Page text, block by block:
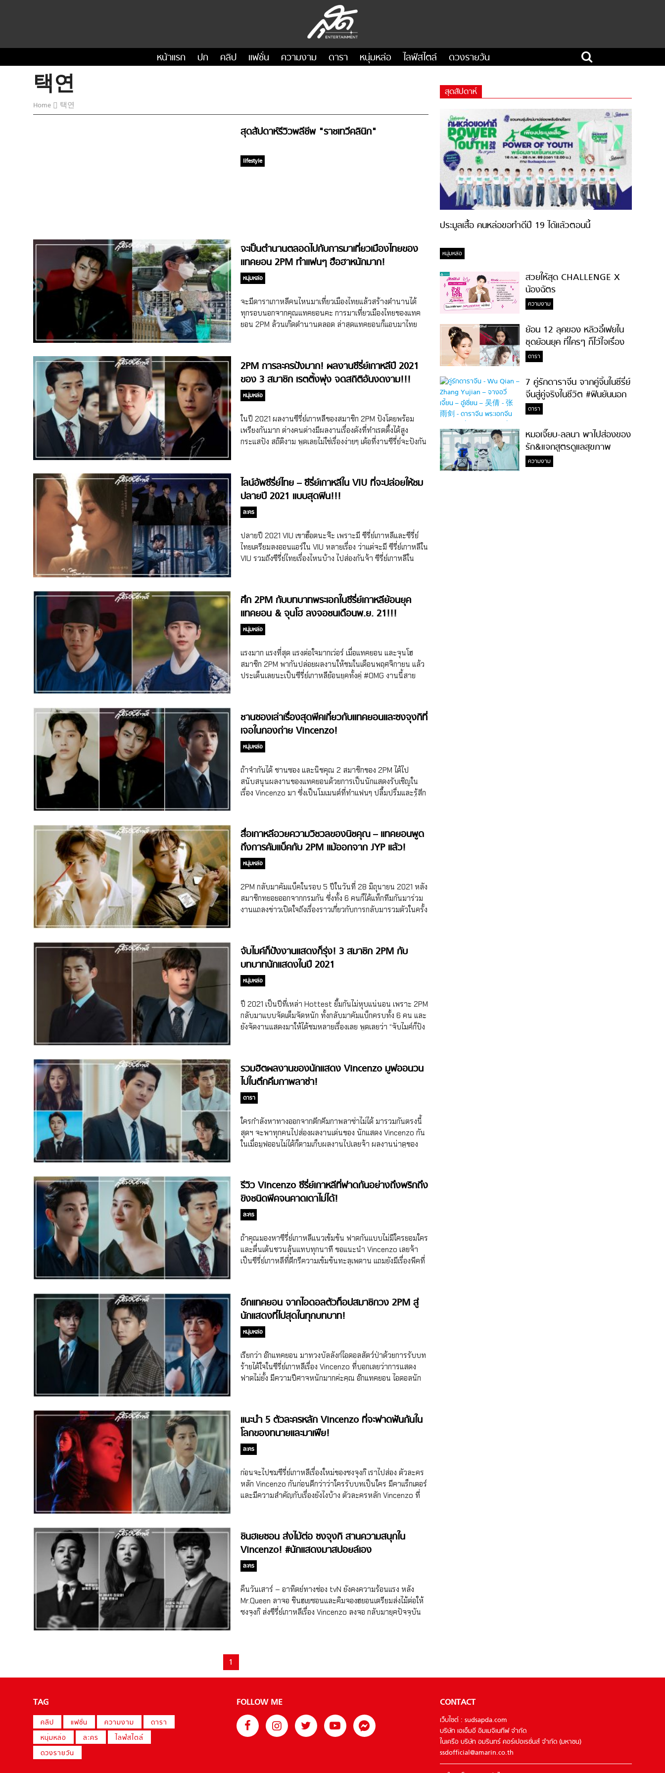
หน้าแรก ปก คลิป แฟชั่น ความงาม ดารา หนุ่มหล่อ ไลฟ์สไตล์ ดวงรายวัน
택연
Home 택연
สุดสัปดาห์รีวิวพลีชีพ "ราชเทวีคลินิก"
lifestyle
จะเป็นตำนานตลอดไปกับการมาเที่ยวเมืองไทยของ
แทคยอน 2PM ทำแฟนๆ ฮือฮาหนักมาก!
หนุ่มหล่อ
จะมีดาราเกาหลีคนไหนมาเที่ยวเมืองไทยแล้วสร้างตำนานได้
ทุกรอบนอกจากคุณแทคยอนคะ การมาเที่ยวเมืองไทยของแทค
ยอน 2PM ล้วนเกิดตำนานตลอด ล่าสุดแทคยอนก็แอบมาไทย
2PM การละครปังมาก! ผลงานซีรี่ย์เกาหลีปี 2021
ของ 3 สมาชิก เรตติ้งพุ่ง จดสถิติอันงดงาม!!!
หนุ่มหล่อ
ในปี 2021 ผลงานซีรี่ย์เกาหลีของสมาชิก 2PM ปังโดยพร้อม
เพรียงกันมาก ต่างคนต่างมีผลงานเรื่องดังที่ทำเรตติ้งได้สูง
กระแสปัง สถิติงาม พูดเลยไม่ใช่เรื่องง่ายๆ เด้อที่งานซีรี่ย์จะปังกัน
แบบมาเพื่อทุบ อ๊กแทคยอน เริ่มด้วยสมาชิกคนแรกที่มีผลงานซีรี่
ย์เกาหลีออกมาในปี 2021 คือ แทคยอน ที่พลิกบทบาทครั้งสำคัญ
ในซีรี่ย์เกาหลีเรื่อง Vincenzo ของช่อง tvN แล้วก็โชว์การแสดง
อันยอดเยี่ยม แม้ว่าจะต้องรับบทเป็นตัวละครที่มี 2 บุคลิกในเรื่อง
เดียว แต่ก็เล่นเป็นแต่ละบุคลิกได้อย่างแนบเนียน ด้วยความเข้ม
ข้นของซีรี่ย์บวกการแสดงสุดฟาดของเหล่านักแสดง ทำให้
Vincenzo กระแสดีทั้งในเกาหลีและต่างประเทศ ได้เรตติ้งสูงสุด
ไป 14.636% และยังมียอดเข้าชมใน Netflix เยอะมากอีก นอก
[…]
ไลน์อัพซีรี่ย์ไทย – ซีรี่ย์เกาหลีใน VIU ที่จะปล่อยให้ชม
ปลายปี 2021 แบบสุดฟิน!!!
ละคร
ปลายปี 2021 VIU เขาฮ็อตนะจ๊ะ เพราะมี ซีรี่ย์เกาหลีและซีรี่ย์
ไทยเตรียมลงออนแอร์ใน VIU หลายเรื่อง ว่าแต่จะมี ซีรี่ย์เกาหลีใน
VIU รวมถึงซีรี่ย์ไทยเรื่องไหนบ้าง ไปส่องกันจ้า ซีรี่ย์เกาหลีใน
ให้ชมใน VIU วันที่ 6 พฤศจิกายน นั่นก็คือซีรี่ย์เกาหลีเรื่อง
Happiness นำแสดงโดยพัคฮยองชิก และ ฮันฮโยจู โดยเรื่องราว
ในเรื่องนี้จะเกิดขึ้นในอพาร์ตเมนต์ที่เต็มไปด้วยการแบ่งชนชั้น
นอกจากคนในตึกจะต้องต่อสู้กันด้วยสงครามประสาทแล้ว ยังมี
สถานการณ์โรคติดต่อที่กำลังระบาดมาเป็นตัวจุดไฟให้พีคยิ่งขึ้น
ไปอีก รอติดตามกันได้ เรื่องราวดูน่าสนใจ และการมาเจอกันของ
พัคฮยองชิกและฮันฮโยจูจะออกมาเป็นยังไงน่าติดตามมาก
Secret Royal Inspector & Joy ถัดมาในวันที่ 9 พฤศจิกายน
กับหญิงสาวผู้ผ่านการหย่าร้างมาและกำลังมองหาความสุขใน
ชีวิต ทั้งยังมีเหตุการณ์ที่ทำให้ทั้งคู่ต้องมาร่วมมือกันสืบหาความ
จริงบางอย่างด้วยกัน […]
ศึก 2PM กับบทบาทพระเอกในซีรี่ย์เกาหลีย้อนยุค
แทคยอน & จุนโฮ ลงจอชนเดือนพ.ย. 21!!!
หนุ่มหล่อ
แรงมาก แรงที่สุด แรงต่อใจมากเว่อร์ เมื่อแทคยอน และจุนโฮ
สมาชิก 2PM พากันปล่อยผลงานให้ชมในเดือนพฤศจิกายน แล้ว
ประเด็นเลยนะเป็นซีรี่ย์เกาหลีย้อนยุคทั้งคู่ #OMG งานนี้สาย
และ “จุนโฮ” แทคยอน คัมแบ็คบทพระเอกใน Secret Royal
Inspector Joy มาเริ่มด้วยคุณพี่ แทคยอน 2PM ที่ตอนต้นปี
2021 ทำคนดูกำหมัดแน่นกับการพลิกบทบาทแบบสุดตัวในซีรี่ย์
เกาหลีเรื่อง Vincenzo รอบนี้แทคยอนเลยขอมาทำคะแนนคืน
ด้วยการกลับมารับบทพระเอกอีกครั้งในซีรี่ย์เกาหลีย้อนยุคเรื่อง
Secret Royal Inspector Joy ของช่อง tvN เช่นเดิม จะว่าไปปี
2021 แทคยอนก็ลูกรัก tvN อยู่เด้อ แถมแทคยอนกลับมารับบท
พระเอกรอบนี้ จะประกบกับนักแสดงรุ่นน้องเจ้าบทบาทอย่าง
เลยจ้า […]
ชานซองเล่าเรื่องสุดพีคเกี่ยวกับแทคยอนและซงจุงกิที่
เจอในกองถ่าย Vincenzo!
หนุ่มหล่อ
ถ้าจำกันได้ ชานซอง และนิชคุณ 2 สมาชิกของ 2PM ได้ไป
สนับสนุนผลงานของแทคยอนด้วยการเป็นนักแสดงรับเชิญใน
เรื่อง Vincenzo มา ซึ่งเป็นโมเมนต์ที่ทำแฟนๆ ปลื้มปริ่มและรู้สึก
ราวการไปเป็นนักแสดงรับเชิญใน Vincenzo เนื่องจากสมาชิก
2PM กลับมารวมตัวกันปล่อยอัลบั้มในรอบ 5 ปี ก็เลยเดินสาย
ออกรายการเพลง และรายการวาไรตี้มากมาย รวมถึงรายการ
Men on a Mission หรือ Knowing Brothers รายการวาไรตี้ดัง
สุดฮาของเกาหลี ซึ่งรายการนี้จะมีทั้งการพูดคุยถึงเรื่องราวต่างๆ
และการเล่นเกมสนุกๆ ซึ่งมีดาราหลายคนออกมาเปิดเผยเรื่องราว
ที่ไม่เคยมีใครรู้มาก่อนเยอะมาก ไม่เว้นแม้แต่สมาชิก 2PM ชาน
ซอง น้องเล็กของวงก็ได้ออกมาเล่าเรื่องราวตอนที่ตัวเองกับนิชคุณ
คุณก็ตกลงแล้วไปที่กองถ่ายด้วยกัน ซึ่งบทที่ได้มาไม่มีแทคยอนใน
ฉาก ชานซองก็ไม่ได้คิดอะไรมาก แต่ความพีคคือไปถึงที่กองถ่าย
แทคยอนกลับไม่อยู่ที่กองถ่ายจริงๆ ซะงั้น ซึ่งวันนั้นแทคยอนติด
งานที่อื่น ความพีคอีกหนึ่งคือซงจุงกิมาที่กองถ่ายจ้า แล้วถามว่า
“อ๊กแทคยอนอยู่ไหน นายมาเพราะเขา […]
สื่อเกาหลีอวยความวิชวลของนิชคุณ – แทคยอนพูด
ถึงการคัมแบ็คกับ 2PM แม้ออกจาก JYP แล้ว!
หนุ่มหล่อ
2PM กลับมาคัมแบ็คในรอบ 5 ปีในวันที่ 28 มิถุนายน 2021 หลัง
สมาชิกทยอยออกจากกรมกัน ซึ่งทั้ง 6 คนก็ได้แท็กทีมกันมาร่วม
งานแถลงข่าวเปิดใจถึงเรื่องราวเกี่ยวกับการกลับมารวมตัวในครั้ง
เกาหลีและต่างประเทศ ต้องมีชื่อของ 2PM เจ้าของฉายา “ไอดอล
สัตว์ป่า” ที่ทรงอิทธิพลหนักมาก พ่อได้สร้างความสำเร็จไว้
มากมายทั้งฟาดสถิติ รางวัล และงานมากมาย ปัจจุบันสมาชิกก็
ยังคงโลดแล่นในวงการ กระโดดข้ามสายไปการแสดงแล้วก็มี
หลังแยกย้ายกันไปเข้ากรมและทำงานเดี่ยวสักพัก 2PMก็กลับมา
รวมตัวกันอีกครั้งในปี 2021 ด้วยปล่อยอัลบั้มใหม่ “MUST” ในวัน
ที่ 28 มิถุนายน โดยอัลบั้มนี้มาพร้อมภาพลักษณ์ที่เป็นผู้ใหญ่ ซึ่ง
การคัมแบ็คครั้งนี้ไม่ได้เป็นเพียงแค่การปล่อยเพลงในรอบ 5 ปี แต่
ยังสามารถกลับมาคัมแบ็คร่วมกับเพื่อนๆ ในวง2PM ได้ แทคยอน
ได้ให้สัมภาษณ์ว่าเขาอยู่ร่วมกับสมาชิกมา 16 ปีตั้งแต่เป็นเด็ก
ฝึกหัด […]
จับไมค์ก็ปังงานแสดงก็รุ่ง! 3 สมาชิก 2PM กับ
บทบาทนักแสดงในปี 2021
หนุ่มหล่อ
ปี 2021 เป็นปีที่เหล่า Hottest ยิ้มกันไม่หุบแน่นอน เพราะ 2PM
กลับมาแบบจัดเต็มจัดหนัก ทั้งกลับมาคัมแบ็กครบทั้ง 6 คน และ
ยังจัดงานแสดงมาให้ได้ชมหลายเรื่องเลย พูดเลยว่า “จับไมค์ก็ปัง
โดย 2PM จะปล่อยเพลงใหม่ในวันที่ 28 มิถุนายน 2021 ที่ขอบ
อกเลยว่าแค่ภาพและคลิปทีเซอร์ที่ปล่อยออกมาก็ใจสั่นบ่ไหวแล้ว
นะคะอปป้า ไม่อยากคิดสภาพตอนเพลงปล่อย และอปป้าขึ้นเวที
เลย ใจจะไม่เป็นของตัวเองอีกต่อไปแน่นอน ก่อนที่จะคัมแบ็กอย่าง
เป็นทางการ 2PM ก็ได้ขึ้นสเตจเป็นน้ำจิ้มในรายการ MMTG ไป
เมื่อวันที่ 11 มิถุนายน ด้วยการโชว์เพลง My House ที่ปล่อยออก
มาเมื่อวันที่ ที่กลับมาโด่งดังกลายเป็นไวรัลสนั่นวงการเกาหลี
รวมฮิตผลงานของนักแสดง Vincenzo มูฟออนวน
ไปในตึกคึมกาพลาซ่า!
ดารา
ใครกำลังหาทางออกจากตึกคึมกาพลาซ่าไม่ได้ มารวมกันตรงนี้
สุดฯ จะพาทุกคนไปส่องผลงานเด่นของ นักแสดง Vincenzo กัน
ในเมื่อมูฟออนไม่ได้ก็ตามเก็บผลงานไปเลยจ้า ผลงานน่าดูของ
Scandal, Innocent Man, Descendants of the Sun,
Arthdal Chronicles และ Space Sweepers ซึ่งแต่ละเรื่องคา
แร็กเตอร์ไม่เหมือนกันเลยด้วย บอกเลยต้องตำแล้ว ชอนยอบิน ถ้า
พูดถึงผลงานเด่นของชอนยอบินก็ต้องมีผลงานแจ้งเกิดอย่าง
ภาพยนตร์เกาหลีเรื่อง After My Death สิจ๊ะ เป็นผลงานที่
ทำให้ชอนยอบินคว้ารางวัลใหญ่มากมาย ส่วนผลงานซีรี่ย์อันโดด
เด่นก็ต้องยกให้ซีรี่ย์เกาหลีเรื่อง Be Melodramatic ที่การแสดง
ปังจนได้เข้าชิงรางวัลนักแสดงหญิงหน้าใหม่ สาขาโทรทัศน์ใน
รีวิว Vincenzo ซีรี่ย์เกาหลีที่ฟาดกันอย่างถึงพริกถึง
ขิงชนิดพีคจนคาดเดาไม่ได้!
ละคร
ถ้าคุณมองหาซีรี่ย์เกาหลีแนวเข้มข้น ฟาดกันแบบไม่มีใครยอมใคร
และตื่นเต้นชวนลุ้นแทบทุกนาที ขอแนะนำ Vincenzo เลยจ้า
เป็นซีรี่ย์เกาหลีที่ดีกรีความเข้มข้นทะลุเพดาน แถมยังมีเรื่องพีคที่
แนะนำเฉยๆ คงไม่เห็นภาพ สุดฯ ขอจัด รีวิว Vincenzo ไปเลยดี
กว่าเนอะ^^ รีวิว Vincenzo ซีรี่ย์เกาหลีความยาว 20 ตอนที่
หยุดดูไม่ได้ พล็อตเรื่องและเนื้อเรื่อง เอาจริงถ้าดูเรื่องย่อและปม
เริ่มต้นที่ทำให้เกิดเรื่องราวใน Vincenzo ส่วนตัวก็สงสัยว่าการมา
ตามล่าหาทองในเกาหลีของคุณทนายวินเชนโซ่จะทำให้เรื่องราว
ดำเนินไปยังไงถึง 20 ตอน จะตามหาทองกันทั้งเรื่องเหรอแม่ แต่
กลายเป็นการหาทองนี่แหละทำให้เรื่องพีคได้ และยังไปผูกกับปม
หรือตัวละครอื่นๆ ในเรื่องได้อีก #ยอมใจคนเขียนบทข้อที่หนึ่ง
เรื่องยังมีความอืด มุกตลกหลายมุกก็ยังไม่ค่อยจุดต่อมหัวเราะหรือ
ไม่ค่อยเก็ทเท่าไหร่ อาจจะด้วยเพราะส่วนตัวไม่ค่อยถนัดมุกตลก
ของสาย Black Comedy (ย้ำอีกครั้งว่าส่วนตัวนะคะ หลายๆ คน
ที่ชอบมุกแบบนี้หรือชอบ Black Comedy อาจจะขำมากก็เป็น
ได้ แล้วแต่รสนิยมของแต่ละคนเนอะ) แต่พอเริ่มสักประมาณตอน
ที่ 4 หรือ 5 เห้ย! เริ่มรู้สึกว่าเรื่องสนุกขึ้น เริ่มอินเริ่มขำกับมุกทุก
มุก […]
อ๊กแทคยอน จากไอดอลตัวท็อปสมาชิกวง 2PM สู่
นักแสดงที่ไปสุดในทุกบทบาท!
หนุ่มหล่อ
เรียกว่า อ๊กแทคยอน มาทวงบัลลังก์ไอดอลสัตว์ป่าด้วยการรับบท
ร้ายได้ใจในซีรี่ย์เกาหลีเรื่อง Vincenzo ที่บอกเลยว่าการแสดง
ฟาดไม่ยั้ง มีความปีศาจหนักมากค่ะคุณ อ๊กแทคยอน ไอดอลนัก
ประสบความสำเร็จอย่างมาก มีเพลงฮิตมากมาย เดินหน้ากวาด
สถิติและรางวัลเพียบ ไหนจะมีฐานแฟนคลับแน่นทั้งในเกาหลี
และต่างประเทศ ย้อนไป 10 ปีที่แล้ว ใครๆ ก็รู้จัก 2 PM นอกจาก
วงจะดังแล้ว เมมเบอร์ในวงยังมีชื่อเสียงมากๆ ด้วย ซึ่งแทคยอน
ถือว่าเป็นสมาชิกตัวท็อปของวงที่ได้รับความนิยมและเป็นที่รู้จัก
ในวงกว้าง เอาง่ายๆ ว่าไม่ได้ท็อปแค่ในวง แต่เป็นตัวท็อปใน
วงการเลยก็ว่าได้ พูดเลยว่าแทคยอนผ่านมาหลายบทบาทใน
วงการ ทั้งนักร้อง พิธีกร และนักแสดง หลังโกยความสำเร็จร่วม
Dream High ซึ่งเรื่องนี้นี่แหละที่ทำให้แทคยอนแจ้งเกิดในฐานะ
นักแสดงไปทั่วเอเชีย หลังจากนั้นก็มีงานแสดงต่อเนื่อง ทั้งไปร่วม
แสดงในซีรีย์ญี่ปุ่นเรื่อง Boku to […]
แนะนำ 5 ตัวละครหลัก Vincenzo ที่จะฟาดฟันกันใน
โลกของทนายและมาเฟีย!
ละคร
ก่อนจะไปชมซีรี่ย์เกาหลีเรื่องใหม่ของซงจุงกิ เราไปส่อง ตัวละคร
หลัก Vincenzo กันก่อนดีกว่าว่าใครรับบทเป็นใคร มีคาแร็กเตอร์
และมีความสำคัญกับเรื่องยังไงบ้าง ตัวละครหลัก Vincenzo ที่
ที่ปรึกษามาเฟียอิตาลี ที่เกิดในเกาหลี แต่ได้รับการอุปการะโดย
ครอบครัวชาวอิตาลี วันหนึ่งเข้าได้เดินทางจากอิตาลีกลับมายัง
ประเทศบ้านเกิดของเขาที่เกาหลีด้วยเหตุผลบางอย่าง ในขณะที่
เขาเริ่มต้นภารกิจตามคืนสมบัติ เขาได้บังเอิญเข้าไปพัวพันกับคดี
ความที่ต้องต่อสู้กับกลุ่มบริษัทที่ไร้ศีลธรรมอย่าง Babel Group
และเขาได้ร่วมมือกับ “ฮงชายอง” ทนายความสาวผู้มีบุคลิกเย็น
ชา ต่อกรกับ Babel Group โดยการฟาดฟันกันนี้ได้ทวีความ
รุนแรงขึ้น ฮงชายอง รับบทโดย ชอนยอบิน ทนายฮงชายองที่ตัว
ตัวต่อสู้เพื่อคนธรรมดาที่ทุกข์ยาก ถึงแม้ความความสัมพันธ์ระ
พ่อของเธอเสียชีวิตลง เธอก็ตัดสินใจที่จะสานต่อเจตนารมณ์ของ
ฮงชายองได้ขอความช่วยเหลือจากวินเซนโซ่ และความสัมพันธ์
ระหว่างเขาและเธอค่อยๆ พัฒนาอย่างช้าๆ จ้า จางจุนอู […]
ชินฮเยซอน ส่งไม้ต่อ ซงจุงกิ สานความสนุกใน
Vincenzo! #นักแสดงมาสปอยล์เอง
ละคร
คืนวันเสาร์ – อาทิตย์ทางช่อง tvN ยังคงความร้อนแรง หลัง
Mr.Queen ลาจอ ชินฮเยซอนและคิมจองฮยอนเตรียมส่งไม้ต่อให้
ซงจุงกิ ส่งซีรี่ย์เกาหลีเรื่อง Vincenzo ลงจอ กลับมายุคปัจจุบัน
ปรึกษาให้กับมาเฟียอิตาลี ที่จริงๆ แล้วเป็นคนเกาหลีที่ถูก
องค์กรจึงย้ายกลับมาเกาหลี ซึ่งการกลับมาบ้านเกิดของเขาทำให่
พบกับเพื่อนบ้านที่แปลกประหลาด และเข้าไปมีส่วนพัวพันกับ
การต่อสู้กับศัตรูที่น่าเกรงขาม โดยเป็นกลุ่มบริษัทขนาดใหญ่ เขา
ต้องร่วมมือกับ ฮงชายอง (รับบทโดย ชอนยอบิน) ทนายความ
1
สุดสัปดาห์
ประมูลเสื้อ คนหล่อขอทำดีปี 19 ได้แล้วตอนนี้
หนุ่มหล่อ
สวยให้สุด CHALLENGE X
น้องฉัตร
ความงาม
ย้อน 12 ลุคของ หลิวอี้เฟยใน
ชุดย้อนยุค ที่ใครๆ ก็ไว้ใจเรื่อง
ความสวย!
ดารา
7 คู่รักดาราจีน จากคู่จิ้นในซีรี่ย์
จีนสู่คู่จริงในชีวิต #ฟินยันนอก
จอ
ดารา
หมอเจี๊ยบ-ลลนา พาไปส่องของ
รัก&แจกสูตรดูแลสุขภาพ
#ล้างจมูกไม่ยากจะสอนให้
ความงาม
TAG
คลิป แฟชั่น ความงาม
ดารา
หนุ่มหล่อ
ละคร
ไลฟ์สไตล์
ดวงรายวัน
FOLLOW ME CONTACT
เว็บไซต์ : sudsapda.com
บริษัท เอเอ็มอี อิมเมจิเนทีฟ จำกัด
ในเครือ บริษัท อมรินทร์ คอร์เปอเรชั่นส์ จำกัด (มหาชน)
ssdofficial@amarin.co.th